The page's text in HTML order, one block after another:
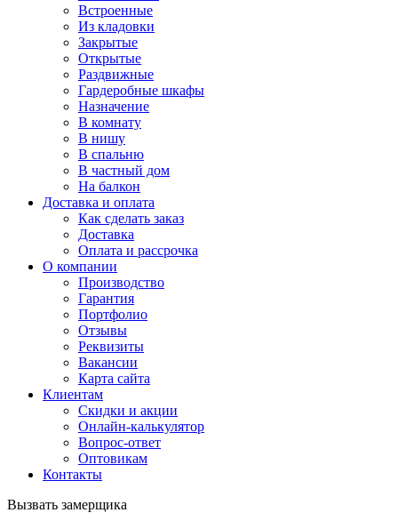
Встроенные
Из кладовки
Закрытые
Открытые
Раздвижные
Гардеробные шкафы
Назначение
В комнату
В нишу
В спальню
В частный дом
На балкон
Доставка и оплата
Как сделать заказ
Доставка
Оплата и рассрочка
О компании
Производство
Гарантия
Портфолио
Отзывы
Реквизиты
Вакансии
Карта сайта
Клиентам
Скидки и акции
Онлайн-калькулятор
Вопрос-ответ
Оптовикам
Контакты
Вызвать замерщика